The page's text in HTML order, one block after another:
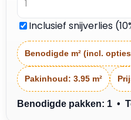
Inclusief snijverlies
Benodigde m² (incl.
Pakinhoud: 3.95 m²
Benodigde pakken: 1 •